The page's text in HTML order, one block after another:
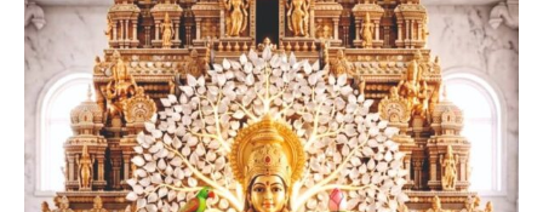
Smt. Sahithi Suman
Founder Donor, Germany